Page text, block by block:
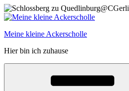
Zum
Inhalt
Meine kleine Ackerscholle
Hier bin ich zuhause